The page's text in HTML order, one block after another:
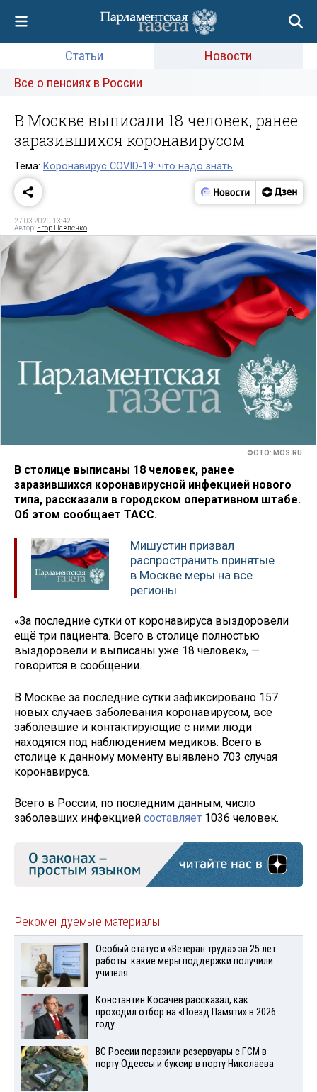
Статьи
Новости
Все о пенсиях в России
В Москве выписали 18 человек, ранее
заразившихся коронавирусом
Тема: Коронавирус COVID-19: что надо знать
27.03.2020 13:42
Автор: Егор Павленко
ФОТО: MOS.RU
В столице выписаны 18 человек, ранее
заразившихся коронавирусной инфекцией нового
типа, рассказали в городском оперативном штабе.
Об этом сообщает ТАСС.
Мишустин призвал
распространить принятые
в Москве меры на все
регионы
«За последние сутки от коронавируса выздоровели
ещё три пациента. Всего в столице полностью
выздоровели и выписаны уже 18 человек», —
говорится в сообщении.
В Москве за последние сутки зафиксировано 157
новых случаев заболевания коронавирусом, все
заболевшие и контактирующие с ними люди
находятся под наблюдением медиков. Всего в
столице к данному моменту выявлено 703 случая
коронавируса.
Всего в России, по последним данным, число
заболевших инфекцией составляет 1036 человек.
Рекомендуемые материалы
Особый статус и «Ветеран труда» за 25 лет
работы: какие меры поддержки получили
учителя
Константин Косачев рассказал, как
проходил отбор на «Поезд Памяти» в 2026
году
ВС России поразили резервуары с ГСМ в
порту Одессы и буксир в порту Николаева